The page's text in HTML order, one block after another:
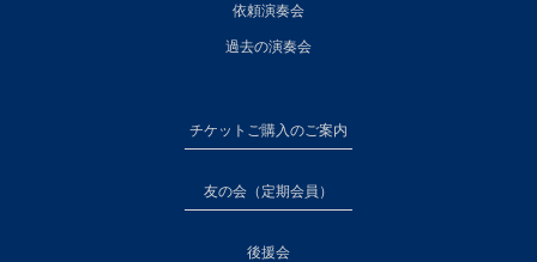
依頼演奏会
過去の演奏会
チケットご購入のご案内
友の会（定期会員）
後援会